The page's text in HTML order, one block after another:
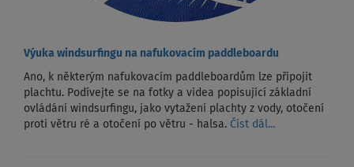
Výuka windsurfingu na nafukovacím paddleboardu
Ano, k některým nafukovacím paddleboardům lze připojit
plachtu. Podívejte se na fotky a videa popisující základní
ovládání windsurfingu, jako vytažení plachty z vody, otočení
proti větru ré a otočení po větru - halsa. Číst dál...